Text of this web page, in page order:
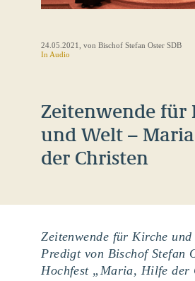
24.05.2021
, von Bischof Stefan Oster SDB
In Audio
Zeitenwende für
und Welt –
der Christen
Zeitenwende für Kirche
Predigt von Bischof Stefan
Hochfest „Maria, Hilfe der